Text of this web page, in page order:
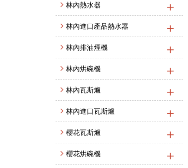
林內熱水器
林內進口產品熱水器
林內排油煙機
林內烘碗機
林內瓦斯爐
林內進口瓦斯爐
櫻花瓦斯爐
櫻花烘碗機